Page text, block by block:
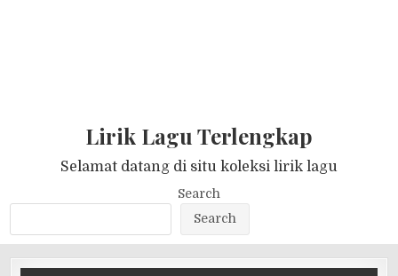
Lirik Lagu Terlengkap
Selamat datang di situ koleksi lirik lagu
Search
Search